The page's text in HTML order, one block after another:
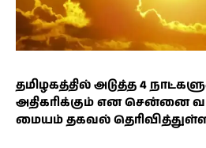
தமிழகத்தில் அடுத்த 4
அதிகரிக்கும் என சென்னை
மையம் தகவல்